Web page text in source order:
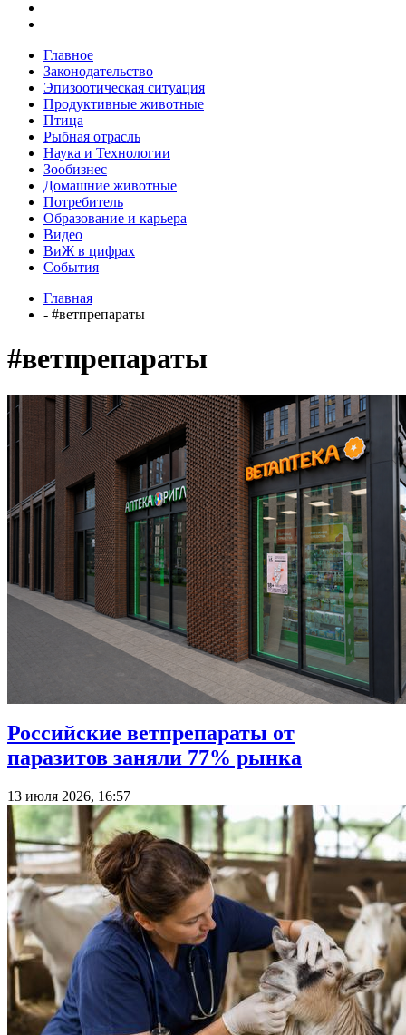
Главное
Законодательство
Эпизоотическая ситуация
Продуктивные животные
Птица
Рыбная отрасль
Наука и Технологии
Зообизнес
Домашние животные
Потребитель
Образование и карьера
Видео
ВиЖ в цифрах
События
Главная
- #ветпрепараты
#ветпрепараты
Российские ветпрепараты от
паразитов заняли 77% рынка
13 июля 2026, 16:57